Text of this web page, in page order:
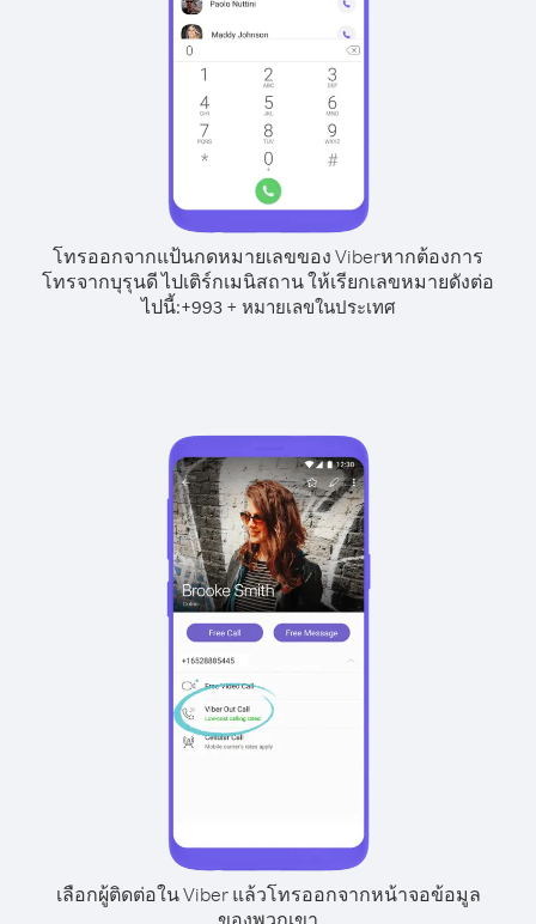
โทรออกจากแป้นกดหมายเลขของ Viberหากต้องการ
โทรจากบุรุนดี ไปเติร์กเมนิสถาน ให้เรียกเลขหมายดังต่อ
ไปนี้:+993+ หมายเลขในประเทศ
เลือกผู้ติดต่อใน Viber แล้วโทรออกจากหน้าจอข้อมูล
ของพวกเขา